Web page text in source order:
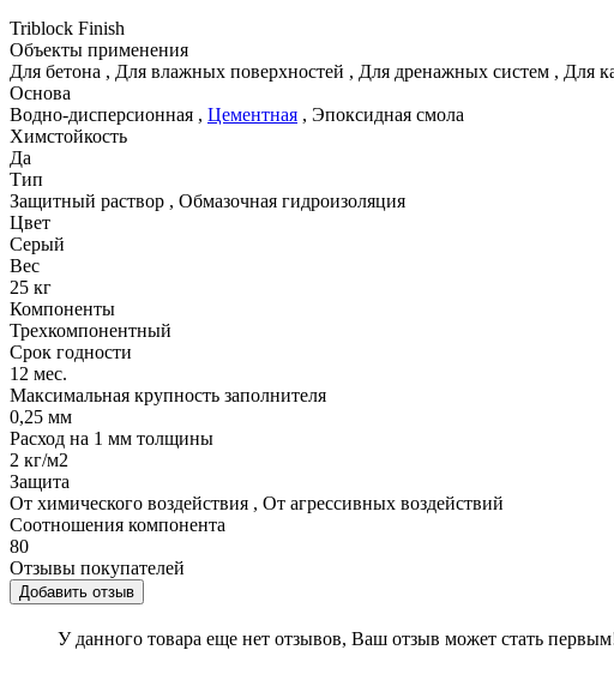
Triblock Finish
Объекты применения
Для бетона , Для влажных поверхностей , Для дренажных систем , Для
Основа
Водно-дисперсионная , Цементная , Эпоксидная смола
Химстойкость
Да
Тип
Защитный раствор , Обмазочная гидроизоляция
Цвет
Серый
Вес
25 кг
Компоненты
Трехкомпонентный
Срок годности
12 мес.
Максимальная крупность заполнителя
0,25 мм
Расход на 1 мм толщины
2 кг/м2
Защита
От химического воздействия , От агрессивных воздействий
Соотношения компонента
80
Отзывы покупателей
Добавить отзыв
У данного товара еще нет отзывов, Ваш отзыв может стать